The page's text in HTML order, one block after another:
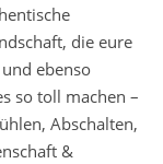
die eure
ebenso
so toll machen –
Abschalten,
&